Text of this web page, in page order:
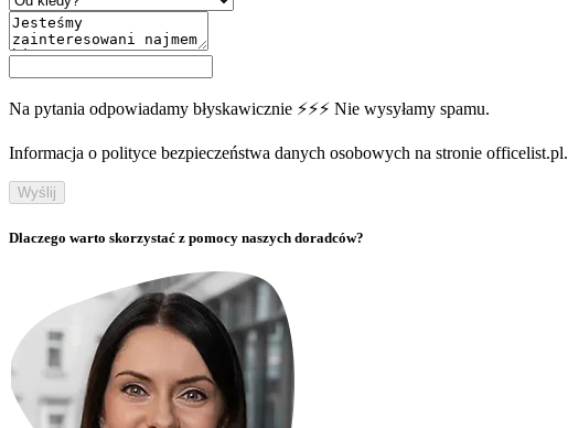
Na pytania odpowiadamy błyskawicznie ⚡⚡⚡ Nie wysyłamy spamu.
Informacja o polityce bezpieczeństwa danych osobowych na stronie officelist.pl.
Wyślij
Dlaczego warto skorzystać z pomocy naszych doradców?